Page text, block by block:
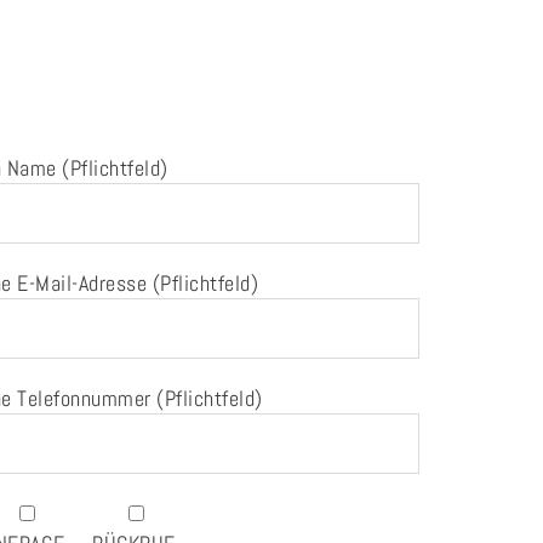
Name (Pflichtfeld)
E-Mail-Adresse (Pflichtfeld)
Telefonnummer (Pflichtfeld)